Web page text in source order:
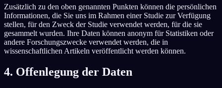
Zusätzlich zu den oben genannten Punkten können die persönlichen
Informationen, die Sie uns im Rahmen einer Studie zur Verfügung
stellen, für den Zweck der Studie verwendet werden, für die sie
gesammelt wurden. Ihre Daten können anonym für Statistiken oder
andere Forschungszwecke verwendet werden, die in
wissenschaftlichen Artikeln veröffentlicht werden können.
4. Offenlegung der Daten